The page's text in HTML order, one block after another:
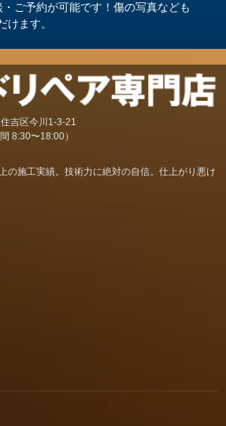
ご予約が可能です！傷の写真なども
けます。
吉区今川1-3-21
8:30〜18:00）
の施工実績。技術力に絶対の自信。仕上がり悪け